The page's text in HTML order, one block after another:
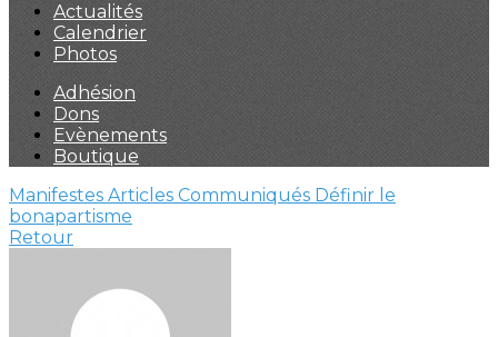
Actualités
Calendrier
Photos
Adhésion
Dons
Evènements
Boutique
Manifestes Articles Communiqués Définir le
bonapartisme
Retour